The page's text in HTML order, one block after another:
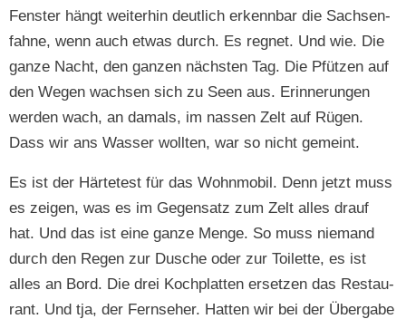
Fen­ster hängt weit­er­hin deut­lich erkennbar die Sach­sen­
fahne, wenn auch etwas durch. Es reg­net. Und wie. Die
ganze Nacht, den ganzen näch­sten Tag. Die Pfützen auf
den Wegen wach­sen sich zu Seen aus. Erin­nerun­gen
wer­den wach, an damals, im nassen Zelt auf Rügen.
Dass wir ans Wass­er woll­ten, war so nicht gemeint.
Es ist der Härtetest für das Wohn­mo­bil. Denn jet­zt muss
es zeigen, was es im Gegen­satz zum Zelt alles drauf
hat. Und das ist eine ganze Menge. So muss nie­mand
durch den Regen zur Dusche oder zur Toi­lette, es ist
alles an Bord. Die drei Koch­plat­ten erset­zen das Restau­
rant. Und tja, der Fernse­her. Hat­ten wir bei der Über­gabe